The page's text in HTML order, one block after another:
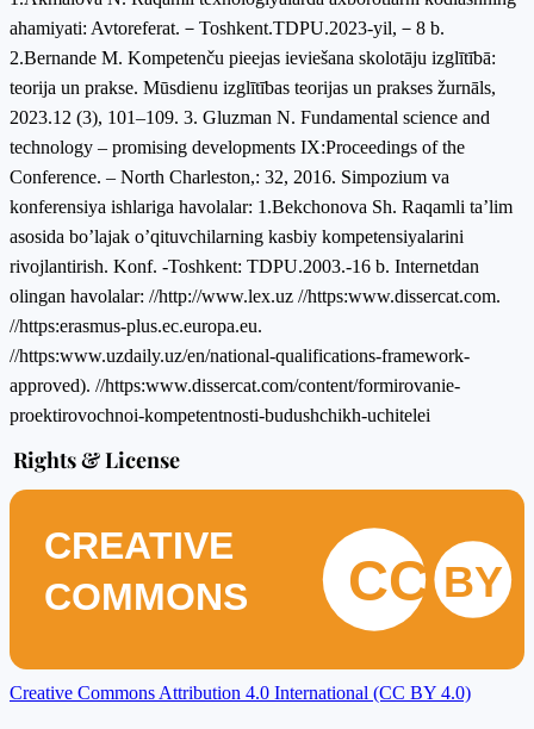
ahamiyati: Avtoreferat.－Toshkent.TDPU.2023-yil,－8 b.
2.Bernande M. Kompetenču pieejas ieviešana skolotāju izglītībā:
teorija un prakse. Mūsdienu izglītības teorijas un prakses žurnāls,
2023.12 (3), 101–109. 3. Gluzman N. Fundamental science and
technology – promising developments IX:Proceedings of the
Conference. – North Charleston,: 32, 2016. Simpozium va
konferensiya ishlariga havolalar: 1.Bekchonova Sh. Raqamli ta’lim
asosida bo’lajak o’qituvchilarning kasbiy kompetensiyalarini
rivojlantirish. Konf. -Toshkent: TDPU.2003.-16 b. Internetdan
olingan havolalar: //http://www.lex.uz //https:www.dissercat.com.
//https:erasmus-plus.ec.europa.eu.
//https:www.uzdaily.uz/en/national-qualifications-framework-
approved). //https:www.dissercat.com/content/formirovanie-
proektirovochnoi-kompetentnosti-budushchikh-uchitelei
Rights & License
CREATIVE
COMMONS
CC BY
Creative Commons Attribution 4.0 International (CC BY 4.0)